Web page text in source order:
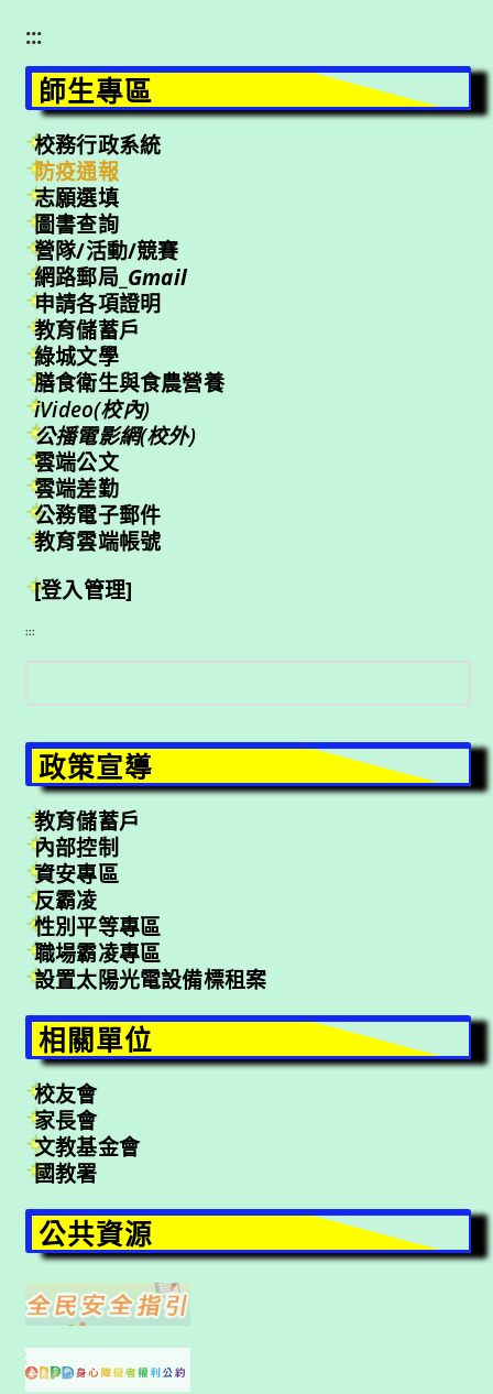
:::
師生專區
校務行政系統
防疫通報
志願選填
圖書查詢
營隊/活動/競賽
網路郵局_ Gmail
申請各項證明
教育儲蓄戶
綠城文學
膳食衛生與食農營養
iVideo(校內)
公播電影網(校外)
雲端公文
雲端差勤
公務電子郵件
教育雲端帳號
[登入管理]
:::
搜
尋
政策宣導
教育儲蓄戶
內部控制
資安專區
反霸凌
性別平等專區
職場霸凌專區
設置太陽光電設備標租案
相關單位
校友會
家長會
文教基金會
國教署
公共資源